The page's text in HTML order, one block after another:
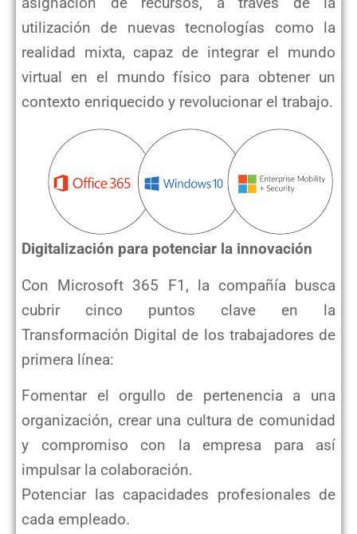
utilización de nuevas tecnologías como la
realidad mixta, capaz de integrar el mundo
virtual en el mundofísico para obtener un
contexto enriquecido y revolucionar el trabajo.
Digitalización para potenciar la innovación
Con Microsoft 365 F1, la compañía busca
cubrir cinco puntos clave en la
Transformación Digital de los trabajadores de
primera línea:
Fomentar el orgullo de pertenencia a una
organización, crear una cultura de comunidad
y compromiso con la empresa para así
impulsar la colaboración.
Potenciar las capacidades profesionales de
cada empleado.